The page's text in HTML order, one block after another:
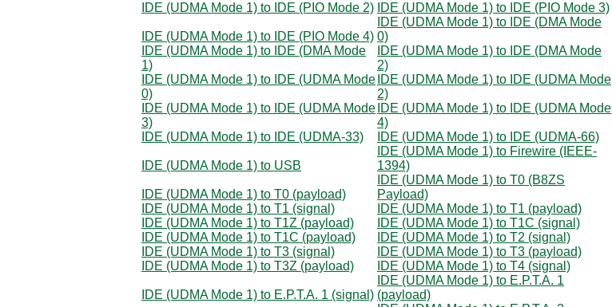
IDE (UDMA Mode 1) to IDE (PIO Mode 2) IDE (UDMA Mode 1) to IDE (PIO Mode 3)
IDE (UDMA Mode 1) to IDE (PIO Mode 4)
IDE (UDMA Mode 1) to IDE (DMA Mode
0)
IDE (UDMA Mode 1) to IDE (DMA Mode
1)
IDE (UDMA Mode 1) to IDE (DMA Mode
2)
IDE (UDMA Mode 1) to IDE (UDMA Mode
0)
IDE (UDMA Mode 1) to IDE (UDMA Mode
2)
IDE (UDMA Mode 1) to IDE (UDMA Mode
3)
IDE (UDMA Mode 1) to IDE (UDMA Mode
4)
IDE (UDMA Mode 1) to IDE (UDMA-33)
IDE (UDMA Mode 1) to IDE (UDMA-66)
IDE (UDMA Mode 1) to USB
IDE (UDMA Mode 1) to Firewire (IEEE-
1394)
IDE (UDMA Mode 1) to T0 (payload)
IDE (UDMA Mode 1) to T0 (B8ZS
Payload)
IDE (UDMA Mode 1) to T1 (signal)
IDE (UDMA Mode 1) to T1 (payload)
IDE (UDMA Mode 1) to T1Z (payload)
IDE (UDMA Mode 1) to T1C (signal)
IDE (UDMA Mode 1) to T1C (payload)
IDE (UDMA Mode 1) to T2 (signal)
IDE (UDMA Mode 1) to T3 (signal)
IDE (UDMA Mode 1) to T3 (payload)
IDE (UDMA Mode 1) to T3Z (payload)
IDE (UDMA Mode 1) to T4 (signal)
IDE (UDMA Mode 1) to E.P.T.A. 1 (signal)
IDE (UDMA Mode 1) to E.P.T.A. 1
(payload)